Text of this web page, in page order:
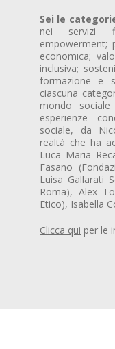
Sei le
nei servizi
empowerment;
economica;
inclusiva;
formazione e
ciascuna
mondo
esperienze
sociale, da
realtà che ha
Luca Maria
Fasano
Luisa Gallarati
Roma), Alex
Etico), Isabella
Clicca qui per le